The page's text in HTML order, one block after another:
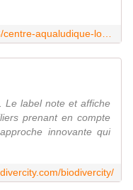
http://www.orleans-metropole.fr/1668/centre-aqualudique-lo.htm
Le label note et affiche
prenant en compte
innovante qui
biodivercity/